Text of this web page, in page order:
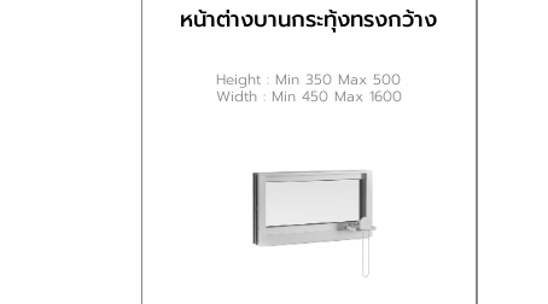
หน้าต่างบานกระทุ้งทรงกว้าง
Height : Min 350 Max 500
Width : Min 450 Max 1600